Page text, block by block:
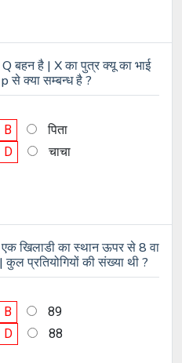
बहन है | X का पुत्र क्यू का भाई
से क्या सम्बन्ध है ?
B
पिता
D चाचा
खिलाडी का स्थान ऊपर से 8 वा
प्रतियोगियों की संख्या थी ?
B
89
D 88